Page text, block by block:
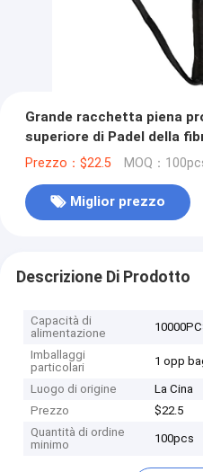
Grande racchetta piena
superiore di Padel della
carbonio 3K di
Prezzo：$22.5 MOQ：
Miglior prezzo
Descrizione Di Prodotto
Capacità di
alimentazione
Imballaggi
particolari
1 opp
Luogo di origine
La Cina
Prezzo
$22.5
Quantità di ordine
minimo
100pcs